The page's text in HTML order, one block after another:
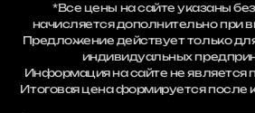
*Все цены на сайте указаны
начисляется дополнительно при
Предложение действует только
индивидуальных
Информация на сайте не является
Итоговая цена формируется после